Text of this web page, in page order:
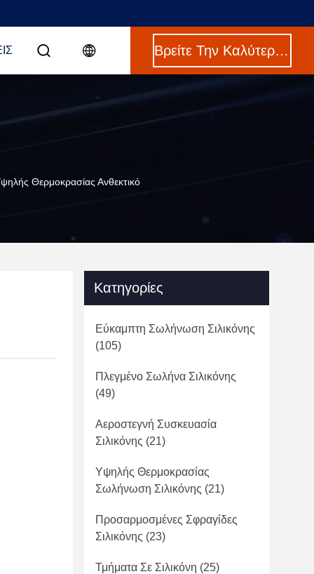
Βρείτε Την Καλύτερη Τιμή
Θερμοκρασίας Ανθεκτικό
Κατηγορίες
Εύκαμπτη Σωλήνωση Σιλικόνης
(105)
Πλεγμένο Σωλήνα Σιλικόνης
(49)
Αεροστεγνή Συσκευασία
Σιλικόνης (21)
Υψηλής Θερμοκρασίας
Σωλήνωση Σιλικόνης (21)
Προσαρμοσμένες Σφραγίδες
Σιλικόνης (23)
Τμήματα Σε Σιλικόνη (25)